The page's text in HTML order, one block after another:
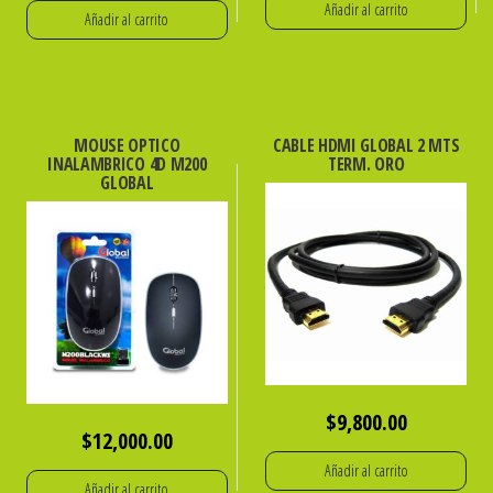
Añadir al carrito Añadir al carrito
MOUSE OPTICO
INALAMBRICO 4D M200
GLOBAL
$12,000.00
CABLE HDMI GLOBAL 2 MTS
TERM. ORO
$9,800.00
Añadir al carrito